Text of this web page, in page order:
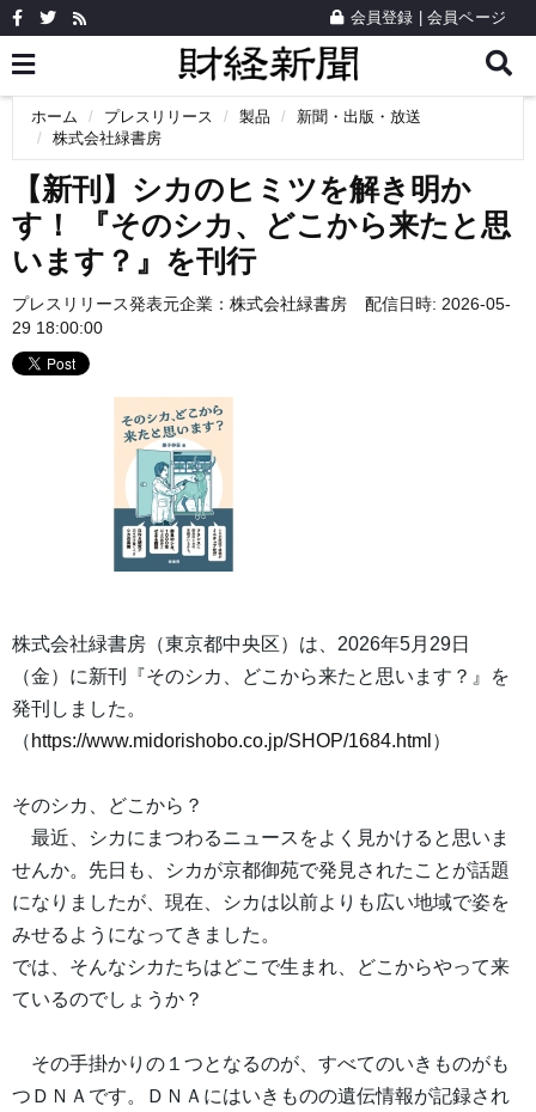
会員登録 会員ページ
ホーム プレスリリース 製品
新聞・出版・放送
株式会社緑書房
【新刊】シカのヒミツを解き明か
す！ 『そのシカ、どこから来たと思
います？』を刊行
プレスリリース発表元企業： 株式会社緑書房
配信日時: 2026-05-
29 18:00:00
株式会社緑書房（東京都中央区）は、2026年5月29日
（金）に新刊『そのシカ、どこから来たと思います？』を
発刊しました。
（ https://www.midorishobo.co.jp/SHOP/1684.html ）
そのシカ、どこから？
最近、シカにまつわるニュースをよく見かけると思いま
せんか。先日も、シカが京都御苑で発見されたことが話題
になりましたが、現在、シカは以前よりも広い地域で姿を
みせるようになってきました。
では、そんなシカたちはどこで生まれ、どこからやって来
ているのでしょうか？
その手掛かりの１つとなるのが、すべてのいきものがも
つＤＮＡです。ＤＮＡにはいきものの遺伝情報が記録され